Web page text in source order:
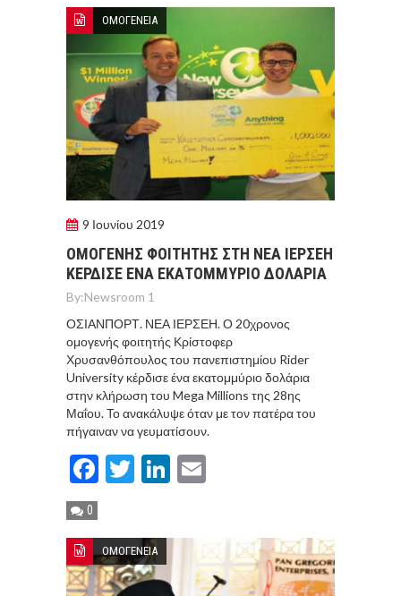
ΟΜΟΓΕΝΕΙΑ
9 Ιουνίου 2019
ΟΜΟΓΕΝΗΣ ΦΟΙΤΗΤΗΣ ΣΤΗ ΝΕΑ ΙΕΡΣΕΗ
ΚΕΡΔΙΣΕ ΕΝΑ ΕΚΑΤΟΜΜΥΡΙΟ ΔΟΛΑΡΙΑ
By:Newsroom 1
ΟΣΙΑΝΠΟΡΤ. ΝΕΑ ΙΕΡΣΕΗ. Ο 20χρονος
ομογενής φοιτητής Κρίστοφερ
Χρυσανθόπουλος του πανεπιστημίου Rider
University κέρδισε ένα εκατομμύριο δολάρια
στην κλήρωση του Mega Millions της 28ης
Μαΐου. Το ανακάλυψε όταν με τον πατέρα του
πήγαιναν να γευματίσουν.
Facebook
TwitterLinkedIn
0
ΟΜΟΓΕΝΕΙΑ